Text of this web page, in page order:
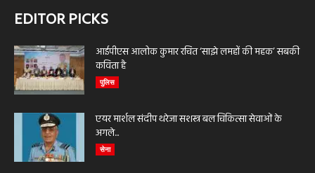
EDITOR PICKS
आईपीएस आलोक कुमार रचित ‘साझे लमहों की महक’ सबकी
कविता है
पुलिस
एयर मार्शल संदीप थरेजा सशस्त्र बल चिकित्सा सेवाओं के
अगले...
सेना